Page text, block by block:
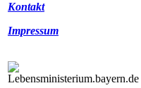
Kontakt
Impressum